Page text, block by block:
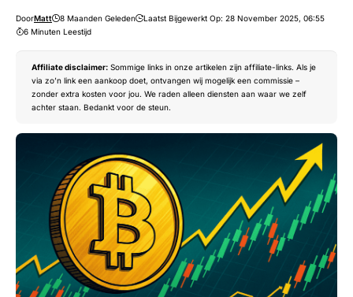
DoorMatt 8 Maanden Geleden
Laatst Bijgewerkt Op: 28 November 2025, 06:55
6 Minuten Leestijd
Affiliate disclaimer: Sommige links in onze artikelen zijn affiliate-links. Als je
via zo’n link een aankoop doet, ontvangen wij mogelijk een commissie –
zonder extra kosten voor jou. We raden alleen diensten aan waar we zelf
achter staan. Bedankt voor de steun.